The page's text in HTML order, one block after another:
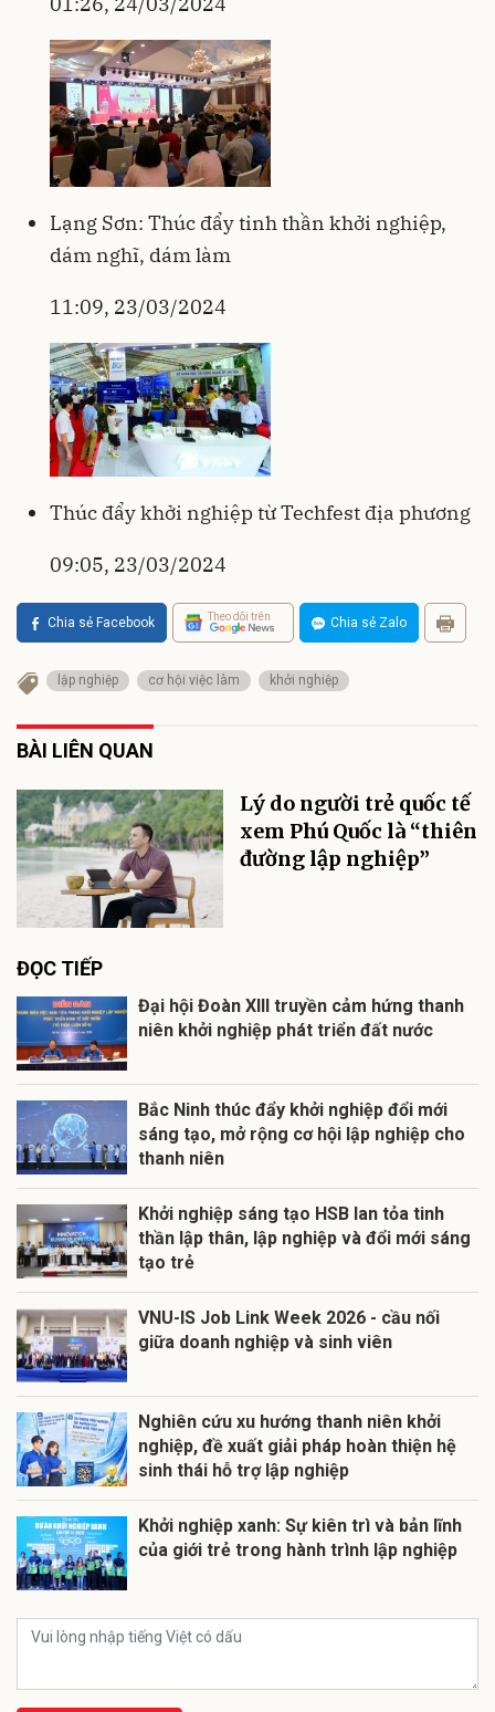
Lạng Sơn: Thúc đẩy tinh thần khởi nghiệp,
dám nghĩ, dám làm
11:09, 23/03/2024
Thúc đẩy khởi nghiệp từ Techfest địa phương
09:05, 23/03/2024
Chia sẻ Facebook Theo dõi trên Chia sẻ Zalo
lập nghiệp cơ hội việc làm khởi nghiệp
BÀI LIÊN QUAN
Lý do người trẻ quốc tế
xem Phú Quốc là “thiên
đường lập nghiệp”
ĐỌC TIẾP
Đại hội Đoàn XIII truyền cảm hứng thanh
niên khởi nghiệp phát triển đất nước
Bắc Ninh thúc đẩy khởi nghiệp đổi mới
sáng tạo, mở rộng cơ hội lập nghiệp cho
thanh niên
Khởi nghiệp sáng tạo HSB lan tỏa tinh
thần lập thân, lập nghiệp và đổi mới sáng
tạo trẻ
VNU-IS Job Link Week 2026 - cầu nối
giữa doanh nghiệp và sinh viên
Nghiên cứu xu hướng thanh niên khởi
nghiệp, đề xuất giải pháp hoàn thiện hệ
sinh thái hỗ trợ lập nghiệp
Khởi nghiệp xanh: Sự kiên trì và bản lĩnh
của giới trẻ trong hành trình lập nghiệp